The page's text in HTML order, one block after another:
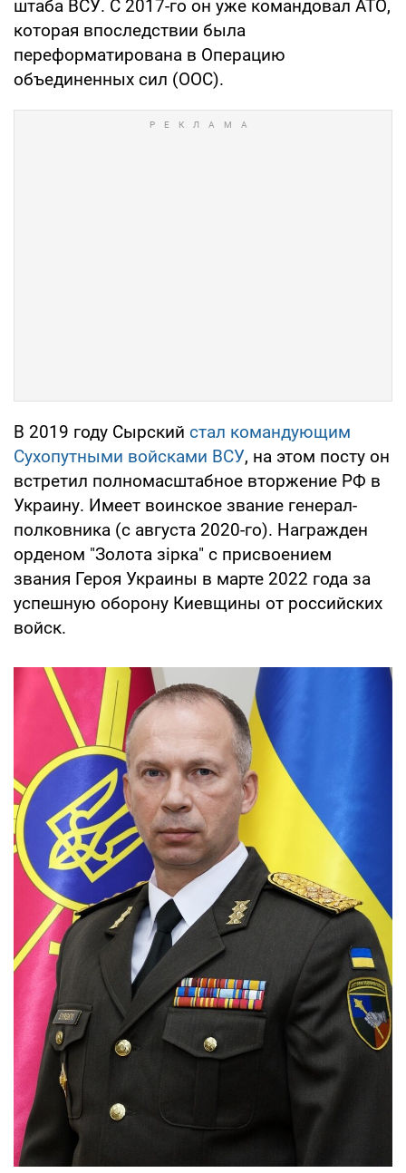
штаба ВСУ. С 2017-го он уже командовал АТО,
которая впоследствии была
переформатирована в Операцию
объединенных сил (ООС).
В 2019 году Сырский стал командующим
Сухопутными войсками ВСУ, на этом посту он
встретил полномасштабное вторжение РФ в
Украину. Имеет воинское звание генерал-
полковника (с августа 2020-го). Награжден
орденом "Золота зірка" с присвоением
звания Героя Украины в марте 2022 года за
успешную оборону Киевщины от российских
войск.